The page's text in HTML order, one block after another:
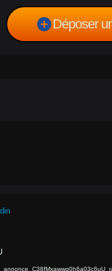
add_circleDéposer